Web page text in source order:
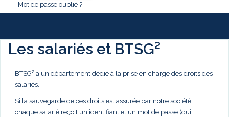
Mot de passe oublié ?
Les salariés et BTSG²
BTSG² a un département dédié à la prise en charge des droits des
salariés.
Si la sauvegarde de ces droits est assurée par notre société,
chaque salarié reçoit un identifiant et un mot de passe (qui